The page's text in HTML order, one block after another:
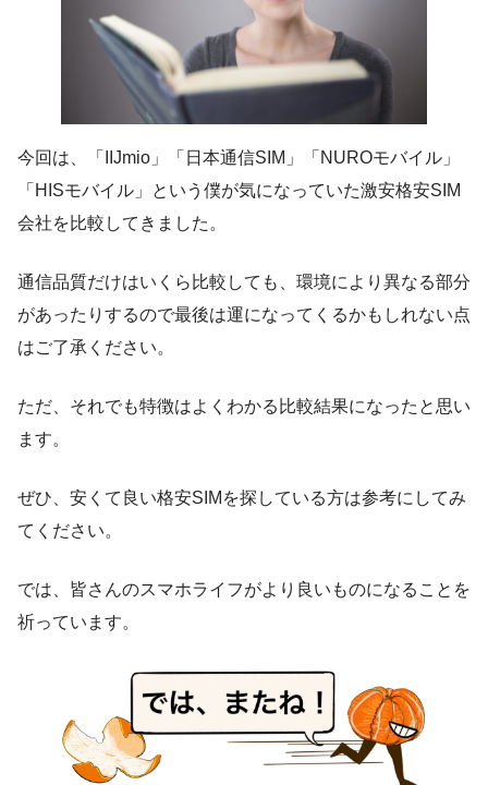
今回は、「IIJmio」「日本通信SIM」「NUROモバイル」
「HISモバイル」という僕が気になっていた激安格安SIM
会社を比較してきました。
通信品質だけはいくら比較しても、環境により異なる部分
があったりするので最後は運になってくるかもしれない点
はご了承ください。
ただ、それでも特徴はよくわかる比較結果になったと思い
ます。
ぜひ、安くて良い格安SIMを探している方は参考にしてみ
てください。
では、皆さんのスマホライフがより良いものになることを
祈っています。